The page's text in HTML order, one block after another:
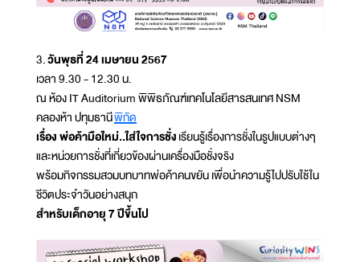
3.วันพุธที่ 24 เมษายน 2567
เวลา 9.30 - 12.30 น.
ณ ห้อง IT Auditorium พิพิธภัณฑ์เทคโนโลยีสารสนเทศ NSM
คลองห้า ปทุมธานีพิกัด
เรื่อง พ่อค้ามือใหม่..ใส่ใจการชั่งเรียนรู้เรื่องการชั่งในรูปแบบต่างๆ
และหน่วยการชั่งที่เกี่ยวข้องผ่านเครื่องมือชั่งจริง
พร้อมกิจกรรมสวมบทบาทพ่อค้าคนขยัน เพื่อนำความรู้ไปปรับใช้ใน
ชีวิตประจำวันอย่างสนุก
สำหรับเด็กอายุ 7 ปีขึ้นไป